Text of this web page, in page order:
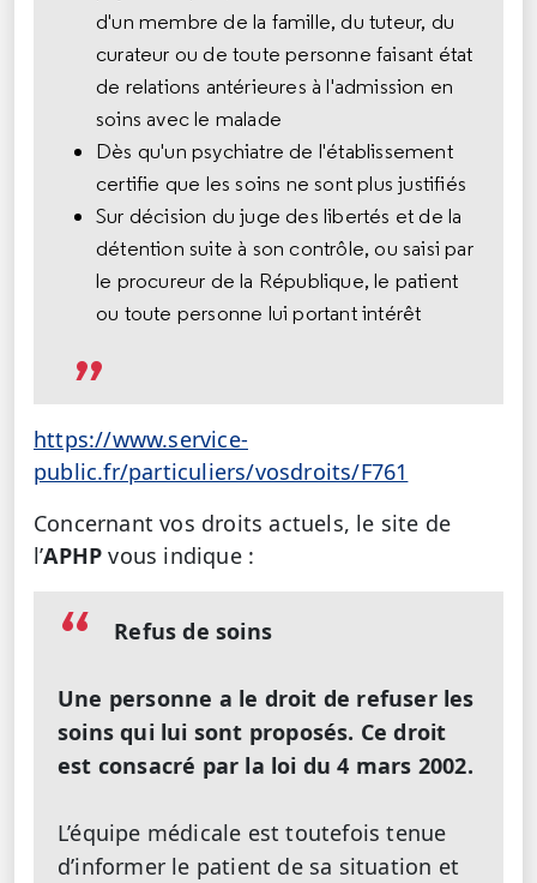
d'un membre de la famille, du tuteur, du
curateur ou de toute personne faisant état
de relations antérieures à l'admission en
soins avec le malade
Dès qu'un psychiatre de l'établissement
certifie que les soins ne sont plus justifiés
Sur décision du juge des libertés et de la
détention suite à son contrôle, ou saisi par
le procureur de la République, le patient
ou toute personne lui portant intérêt
https://www.service-
public.fr/particuliers/vosdroits/F761
Concernant vos droits actuels, le site de
l’APHP vous indique :
Refus de soins
Une personne a le droit de refuser les
soins qui lui sont proposés. Ce droit
est consacré par la loi du 4 mars 2002.
L’équipe médicale est toutefois tenue
d’informer le patient de sa situation et